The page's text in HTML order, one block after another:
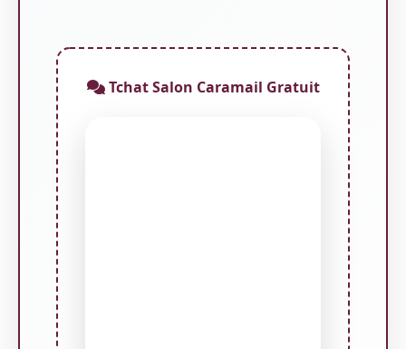
Tchat Salon Caramail Gratuit